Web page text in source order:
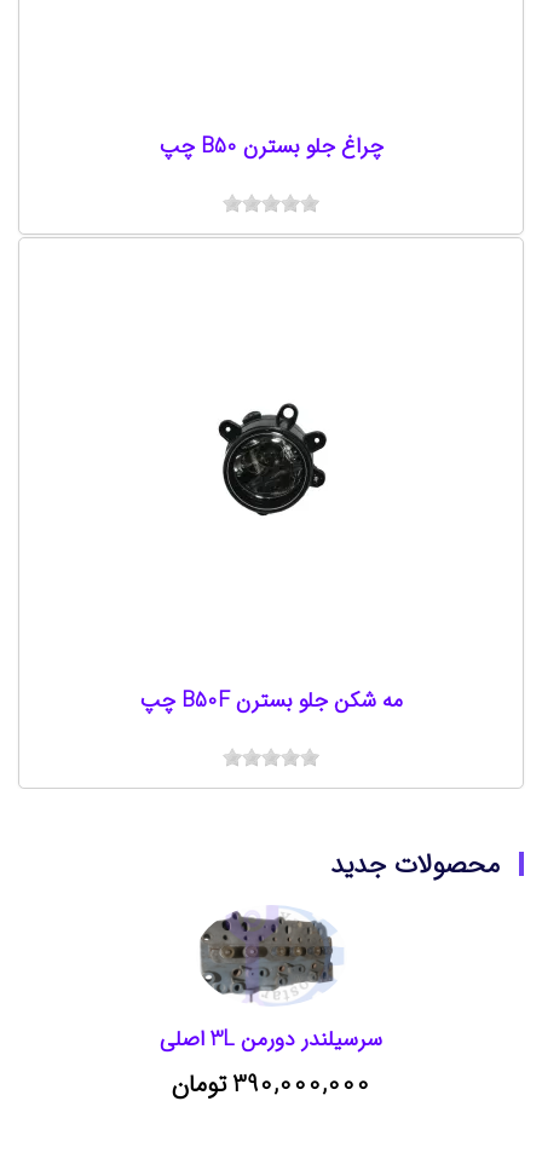
چراغ جلو بسترن B50 چپ
مه شکن جلو بسترن B50F چپ
محصولات جدید
کیت کلاچ ایسوزو 6 تن اصلی